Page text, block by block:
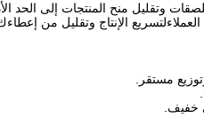
وتقليل منح المنتجات إلى
الإنتاج وتقليل من